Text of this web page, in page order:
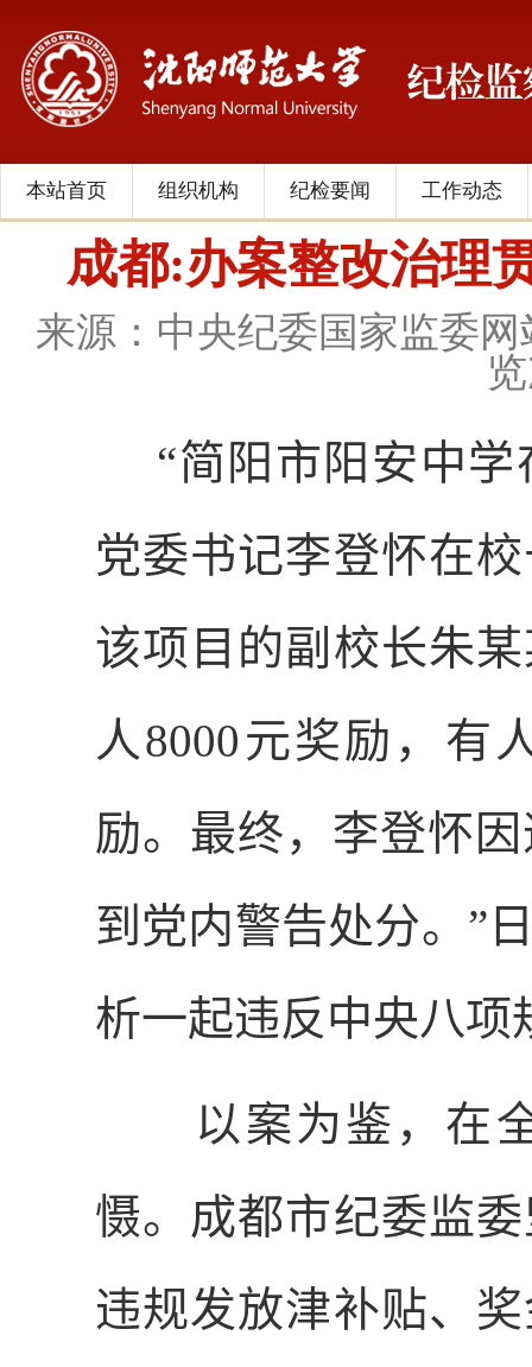
本站首页 组织机构 纪检要闻 工作动态
成都:办案整改治理
来源：中央纪委国家监委网
“简阳市阳安中
党委书记李登怀在
该项目的副校长朱
人8000元奖励，有
励。最终，李登怀
到党内警告处分。”
析一起违反中央八项
以案为鉴，在全
慑。成都市纪委监
违规发放津补贴、